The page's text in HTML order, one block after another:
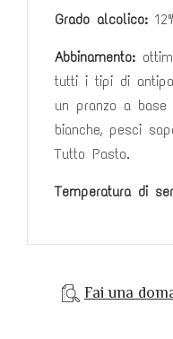
Grado alcolico:
Abbinamento:
tutti i tipi di
un pranzo a
bianche, pesci
Tutto Pasto.
Temperatura di
Fai una